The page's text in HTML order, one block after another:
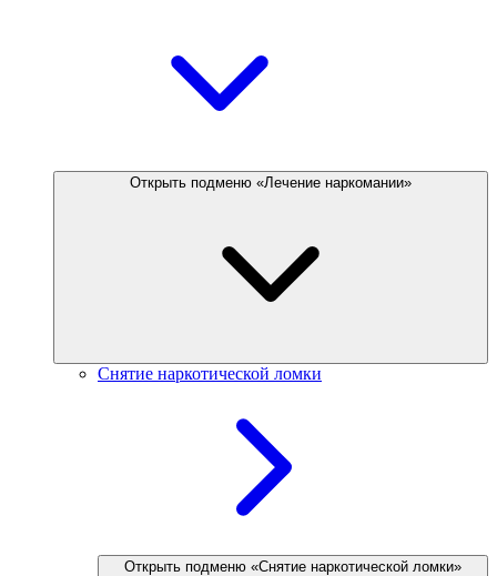
Открыть подменю «Лечение наркомании»
Снятие наркотической ломки
Открыть подменю «Снятие наркотической ломки»